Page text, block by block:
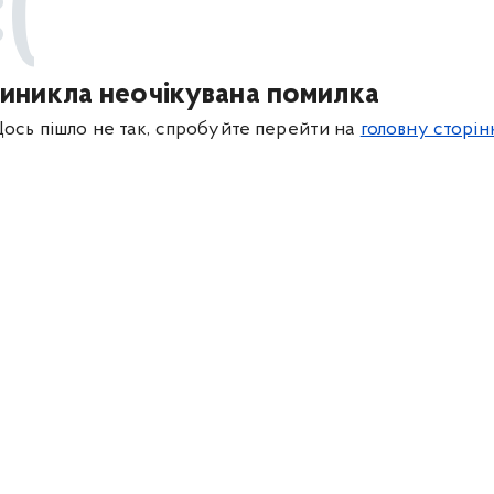
неочікувана помилка
пішло не так, спробуйте перейти на головну